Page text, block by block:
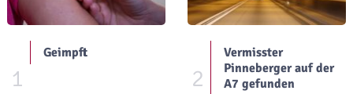
1
Geimpft
2
Vermisster
Pinneberger auf der
A7 gefunden